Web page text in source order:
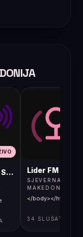
Mcedonia
Lider FM 107,4
SJEVERNA
MAKEDONIJA
</body></html>
34 SLUŠATELJA